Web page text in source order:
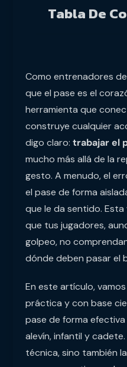
Tabla De
Como entrenadores
que el pase es el
herramienta que
construye cualquier
digo claro: trabajar el
mucho más allá de la
gesto. A menudo, el
el pase de forma
que le da sentido.
que tus jugadores,
golpeo, no
dónde deben pasar el
En este artículo,
práctica y con base
pase de forma
alevín, infantil y
técnica, sino también